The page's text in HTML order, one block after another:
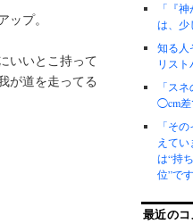
プ。
いいとこ持って
が道を走ってる
「『
は、少
知る人
リスト
「ス
◯cm差
「そ
えて
は“持
位”です
最近のコ